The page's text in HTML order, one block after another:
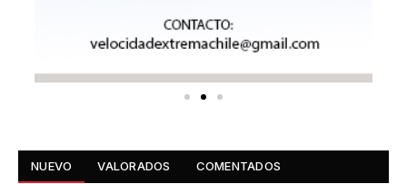
NUEVO VALORADOS COMENTADOS